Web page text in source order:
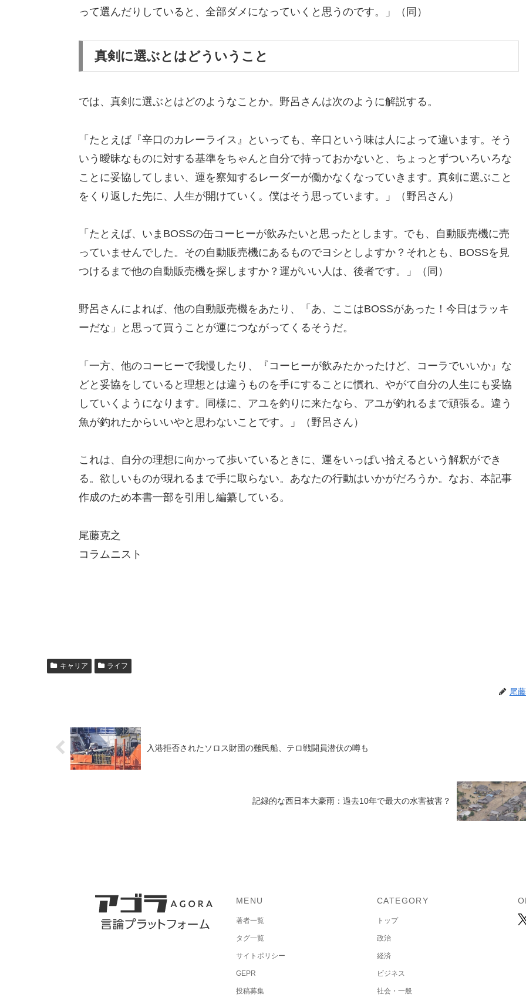
って選んだりしていると、全部ダメになっていくと思うのです。」（同）
真剣に選ぶとはどういうこと
では、真剣に選ぶとはどのようなことか。野呂さんは次のように解説する。
「たとえば『辛口のカレーライス』といっても、辛口という味は人によって違います。そう
いう曖昧なものに対する基準をちゃんと自分で持っておかないと、ちょっとずついろいろな
ことに妥協してしまい、運を察知するレーダーが働かなくなっていきます。真剣に選ぶこと
をくり返した先に、人生が開けていく。僕はそう思っています。」（野呂さん）
「たとえば、いまBOSSの缶コーヒーが飲みたいと思ったとします。でも、自動販売機に売
っていませんでした。その自動販売機にあるものでヨシとしよすか？それとも、BOSSを見
つけるまで他の自動販売機を探しますか？運がいい人は、後者です。」（同）
野呂さんによれば、他の自動販売機をあたり、「あ、ここはBOSSがあった！今日はラッキ
ーだな」と思って買うことが運につながってくるそうだ。
「一方、他のコーヒーで我慢したり、『コーヒーが飲みたかったけど、コーラでいいか』な
どと妥協をしていると理想とは違うものを手にすることに慣れ、やがて自分の人生にも妥協
していくようになります。同様に、アユを釣りに来たなら、アユが釣れるまで頑張る。違う
魚が釣れたからいいやと思わないことです。」（野呂さん）
これは、自分の理想に向かって歩いているときに、運をいっぱい拾えるという解釈ができ
る。欲しいものが現れるまで手に取らない。あなたの行動はいかがだろうか。なお、本記事
作成のため本書一部を引用し編纂している。
尾藤克之
コラムニスト
キャリア ライフ
尾
入港拒否されたソロス財団の難民船、テロ戦闘員潜伏の噂も
記録的な西日本大豪雨：過去10年で最大の水害被害？
MENU
著者一覧
タグ一覧
サイトポリシー
GEPR
投稿募集
CATEGORY
トップ
政治
経済
ビジネス
社会・一般